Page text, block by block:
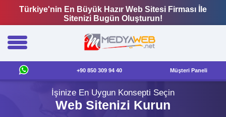
Türkiye'nin En Büyük Hazır Web Sitesi Firması İle
Sitenizi Bugün Oluşturun!
+90 850 309 94 40 Müşteri Paneli
İşinize En Uygun Konsepti Seçin
Web Sitenizi Kurun